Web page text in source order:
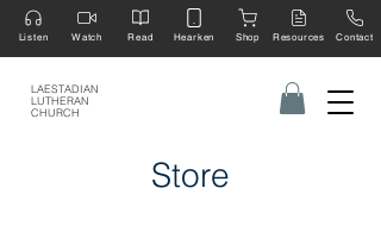
LAESTADIAN
LUTHERAN
CHURCH
Listen Watch Read Hearken Shop Resources Contact
Store